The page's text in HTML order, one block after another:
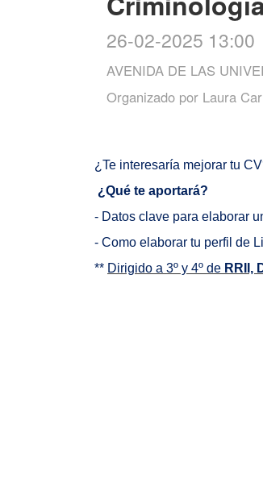
26-02-2025 13:00
AVENIDA DE LAS
Organizado por Laura
¿Te interesaría mejorar tu
¿Qué te aportará?
- Datos clave para elaborar
- Como elaborar tu perfil de
** Dirigido a 3º y 4º de RRII,